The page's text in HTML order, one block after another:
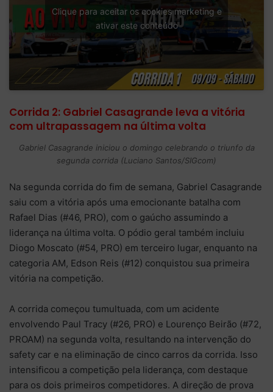
Clique para aceitar os cookies marketing e
ativar este conteúdo
Corrida 2: Gabriel Casagrande leva a vitória
com ultrapassagem na última volta
Gabriel Casagrande iniciou o domingo celebrando o triunfo da
segunda corrida (Luciano Santos/SIGcom)
Na segunda corrida do fim de semana, Gabriel Casagrande
saiu com a vitória após uma emocionante batalha com
Rafael Dias (#46, PRO), com o gaúcho assumindo a
liderança na última volta. O pódio geral também incluiu
Diogo Moscato (#54, PRO) em terceiro lugar, enquanto na
categoria AM, Edson Reis (#12) conquistou sua primeira
vitória na competição.
A corrida começou tumultuada, com um acidente
envolvendo Paul Tracy (#26, PRO) e Lourenço Beirão (#72,
PROAM) na segunda volta, resultando na intervenção do
safety car e na eliminação de cinco carros da corrida. Isso
intensificou a competição pela liderança, com destaque
para os dois primeiros competidores. A direção de prova